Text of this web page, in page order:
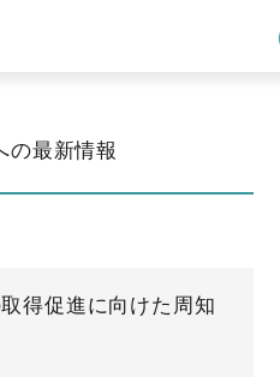
の最新情報
得促進に向けた周知